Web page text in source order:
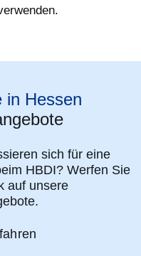
in Hessen
sich für eine
HBDI? Werfen Sie
auf unsere